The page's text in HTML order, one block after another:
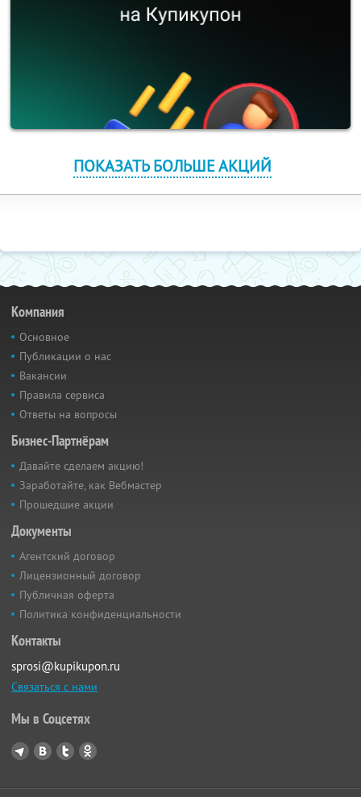
ПОКАЗАТЬ БОЛЬШЕ АКЦИЙ
Компания
Основное
Публикации о нас
Вакансии
Правила сервиса
Ответы на вопросы
Бизнес-Партнёрам
Давайте сделаем акцию!
Заработайте, как Вебмастер
Прошедшие акции
Документы
Агентский договор
Лицензионный договор
Публичная оферта
Политика конфиденциальности
Контакты
sprosi@kupikupon.ru
Связаться с нами
Мы в Соцсетях